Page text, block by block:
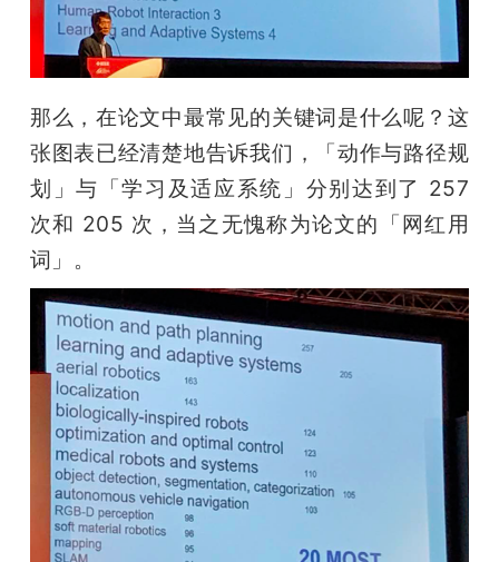
那么，在论文中最常见的关键词是什么呢？这
张图表已经清楚地告诉我们，「动作与路径规
划」与「学习及适应系统」分别达到了 257
次和 205 次，当之无愧称为论文的「网红用
词」。